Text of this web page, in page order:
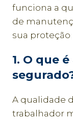
funciona a
de
sua
1. O que
A qualidade
trabalhador